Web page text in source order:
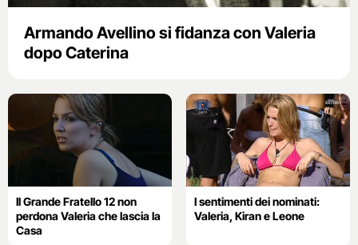
Armando Avellino si fidanza con Valeria
dopo Caterina
Il Grande Fratello 12 non
perdona Valeria che lascia la
Casa
I sentimenti dei nominati:
Valeria, Kiran e Leone